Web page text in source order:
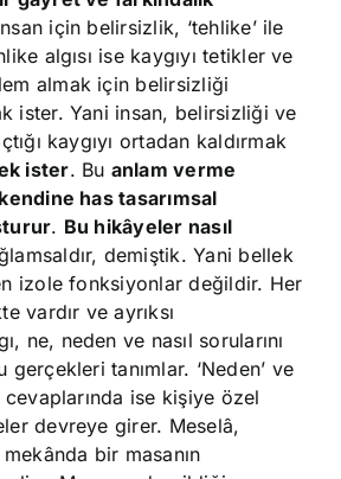
için belirsizlik, ‘tehlike’ ile
algısı ise kaygıyı tetikler ve
almak için belirsizliği
ister. Yani insan, belirsizliği ve
kaygıyı ortadan kaldırmak
ister. Bu anlam verme
has tasarımsal
. Bu hikâyeler nasıl
demiştik. Yani bellek
izole fonksiyonlar değildir. Her
vardır ve ayrıksı
ne, neden ve nasıl sorularını
gerçekleri tanımlar. ‘Neden’ ve
cevaplarında ise kişiye özel
devreye girer. Meselâ,
bir masanın